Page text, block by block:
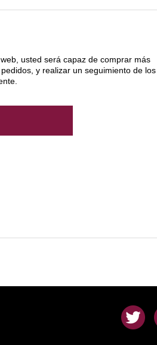
usted será capaz de comprar más
y realizar un seguimiento de los
. .